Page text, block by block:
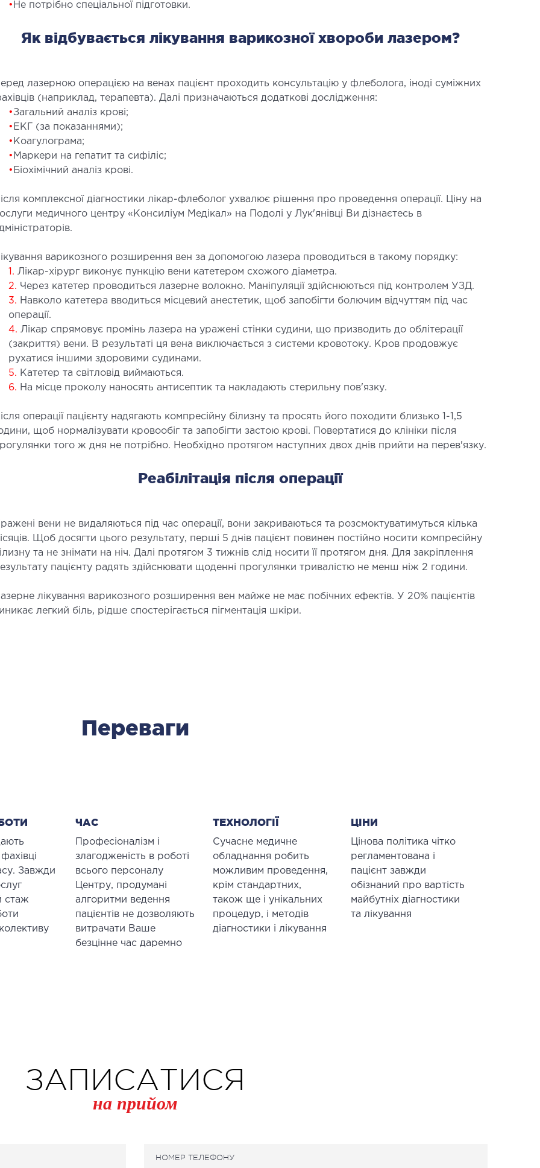
НЕЙРОХІРУРГІЯ
нейрохірургії Неврологія
СУДИННА ХІРУРГІЯ
хірургія
Захворювання опорно-рухового апарату
ПЕДІАТРІЯ
послуги
• Не потрібно спеціальної підготовки.
Як відбувається лікування варикозної хвороби лазером?
лазерною операцією на венах пацієнт проходить консультацію у флеболога, іноді суміжних
(наприклад, терапевта). Далі призначаються додаткові дослідження:
• Загальний аналіз крові;
• ЕКГ (за показаннями);
• Коагулограма;
• Маркери на гепатит та сифіліс;
• Біохімічний аналіз крові.
комплексної діагностики лікар-флеболог ухвалює рішення про проведення операції. Ціну на
медичного центру «Консиліум Медікал» на Подолі у Лук'янівці Ви дізнаєтесь в
варикозного розширення вен за допомогою лазера проводиться в такому порядку:
1. Лікар-хірург виконує пункцію вени катетером схожого діаметра.
2. Через катетер проводиться лазерне волокно. Маніпуляції здійснюються під контролем УЗД.
3. Навколо катетера вводиться місцевий анестетик, щоб запобігти болючим відчуттям під час
операції.
4. Лікар спрямовує промінь лазера на уражені стінки судини, що призводить до облітерації
(закриття) вени. В результаті ця вена виключається з системи кровотоку. Кров продовжує
рухатися іншими здоровими судинами.
5. Катетер та світловід виймаються.
6. На місце проколу наносять антисептик та накладають стерильну пов'язку.
операції пацієнту надягають компресійну білизну та просять його походити близько 1-1,5
щоб нормалізувати кровообіг та запобігти застою крові. Повертатися до клініки після
того ж дня не потрібно. Необхідно протягом наступних двох днів прийти на перев'язку.
Реабілітація після операції
вени не видаляються під час операції, вони закриваються та розсмоктуватимуться кілька
Щоб досягти цього результату, перші 5 днів пацієнт повинен постійно носити компресійну
та не знімати на ніч. Далі протягом 3 тижнів слід носити її протягом дня. Для закріплення
пацієнту радять здійснювати щоденні прогулянки тривалістю не менш ніж 2 години.
лікування варикозного розширення вен майже не має побічних ефектів. У 20% пацієнтів
легкий біль, рідше спостерігається пігментація шкіри.
Переваги
Завжди
стаж
ЧАС
Професіоналізм і
злагодженість в роботі
всього персоналу
Центру, продумані
алгоритми ведення
пацієнтів не дозволяють
витрачати Ваше
безцінне час даремно
ТЕХНОЛОГІЇ
Сучасне медичне
обладнання робить
можливим проведення,
крім стандартних,
також ще і унікальних
процедур, і методів
діагностики і лікування
ЦІНИ
Цінова політика чітко
регламентована і
пацієнт завжди
обізнаний про вартість
майбутніх діагностики
та лікування
ЗАПИСАТИСЯ
на прийом